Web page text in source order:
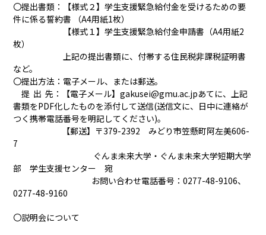
〇提出書類：【様式２】学生支援緊急給付金を受けるための要
件に係る誓約書 （A4用紙1枚）
【様式１】学生支援緊急給付金申請書（A4用紙2
枚）
上記の提出書類に、付帯する住民税非課税証明書
など。
〇提出方法：電子メール、または郵送。
提 出 先：【電子メール】gakusei@gmu.ac.jpあてに、上記
書類をPDF化したものを添付して送信(送信文に、日中に連絡が
つく携帯電話番号を明記してください)。
【郵送】〒379-2392 みどり市笠懸町阿左美606-
7
ぐんま未来大学・ぐんま未来大学短期大学
部 学生支援センター 宛
お問い合わせ電話番号：0277-48-9106、
0277-48-9160
〇説明会について